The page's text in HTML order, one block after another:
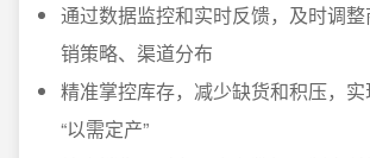
通过数据监控和实时反馈，及时调
销策略、渠道分布
精准掌控库存，减少缺货和积压，实
“以需定产”